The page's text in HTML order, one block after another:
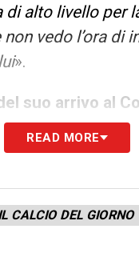
di alto livello per
vedo l’ora di
».
suo arrivo al
: «Sono
far parte di un
di crescere e
perseguire
READ MORE
CALCIO DEL GIORNO